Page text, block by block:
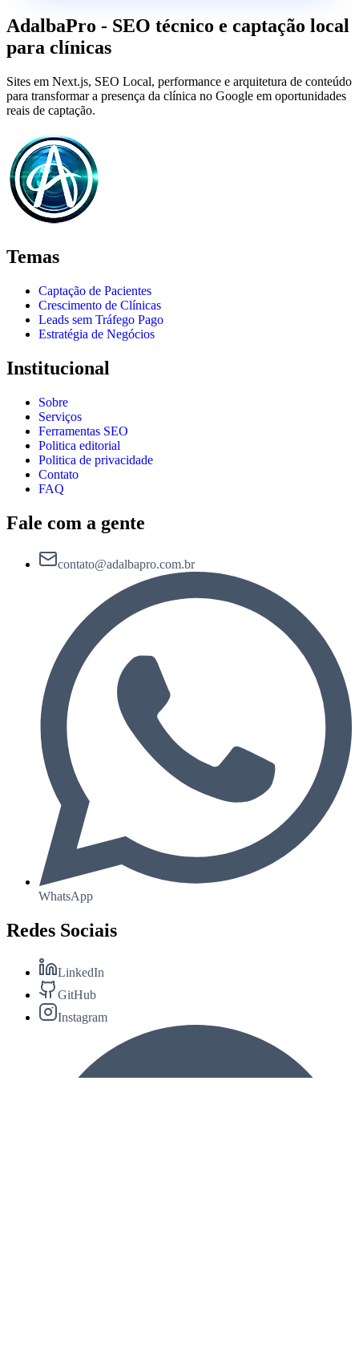
AdalbaPro - SEO técnico e captação local
para clínicas
Sites em Next.js, SEO Local, performance e arquitetura de conteúdo
para transformar a presença da clínica no Google em oportunidades
reais de captação.
Temas
Captação de Pacientes
Crescimento de Clínicas
Leads sem Tráfego Pago
Estratégia de Negócios
Institucional
Sobre
Serviços
Ferramentas SEO
Politica editorial
Politica de privacidade
Contato
FAQ
Fale com a gente
contato@adalbapro.com.br
WhatsApp
Redes Sociais
LinkedIn
GitHub
Instagram